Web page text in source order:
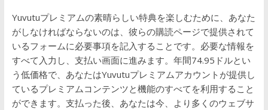
Yuvutuプレミアムの素晴らしい特典を楽しむために、あなた
がしなければならないのは、彼らの購読ページで提供されて
いるフォームに必要事項を記入することです。必要な情報を
すべて入力し、支払い画面に進みます。年間74.95ドルとい
う低価格で、あなたはYuvutuプレミアムアカウントが提供し
ているプレミアムコンテンツと機能のすべてを利用すること
ができます。支払った後、あなたは今、より多くのウェブサ